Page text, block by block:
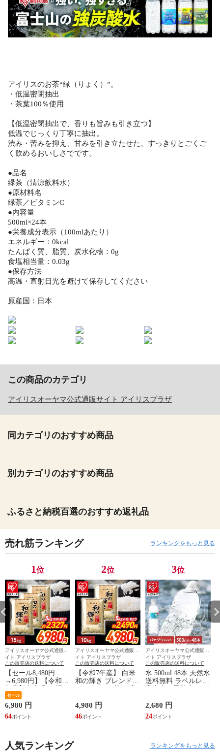
アイリスのお茶“緑（りょく）”。
・低温密閉抽出
・茶葉100％使用
【低温密閉抽出で、香りも旨みも引き立つ】
低温でじっくり丁寧に抽出。
渋み・苦みを抑え、甘みを引き立たせた、すっきりとごくご
く飲めるおいしさでです。
●品名
緑茶（清涼飲料水）
●原材料名
緑茶／ビタミンC
●内容量
500ml×24本
●栄養成分表示（100mlあたり）
エネルギー：0kcal
たんぱく質、脂質、炭水化物：0g
食塩相当量：0.03g
●保存方法
高温・直射日光を避けて保存してください
原産国：日本
この商品のカテゴリ
アイリスオーヤマ公式通販サイト アイリスプラザ
同カテゴリのおすすめ商品
別カテゴリのおすすめ商品
ふるさと納税百選のおすすめ返礼品
売れ筋ランキング ランキングをもっと見る
1位
アイリスオーヤマ公式通販サ
イト アイリスプラザ
この販売店の送料について
【セール8,480円
→6,980円】【令和7
ブレンド米 15kg 密
封新鮮パック 脱酸素
剤入り 米 お米 低温
製法米 アイリスオー
セール
6,980 円
64
2位
アイリスオーヤマ公式通販サ
イト アイリスプラザ
この販売店の送料について
【令和7年産】 白米
和の輝き ブレンド米
剤入り 米 お米 低温
製法米 アイリスオー
ヤマ [食品]
4,980 円
46
3位
アイリスオーヤマ公式通販サ
イト アイリスプラザ
この販売店の送料について
水 500ml 48本 天然水
送料無料 ラベルレス
ミネラルウォーター
アイリス 富士山 新
生活 一人暮らし 備
2,680 円
24
人気ランキング ランキングをもっと見る